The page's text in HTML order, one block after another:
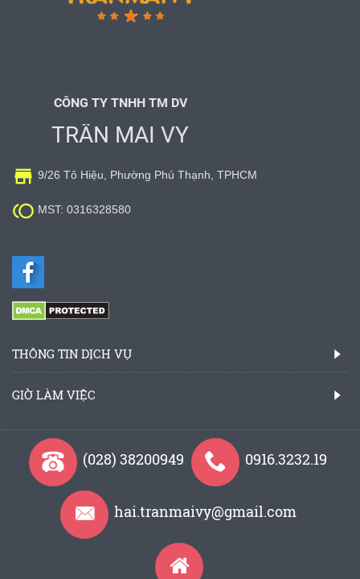
CÔNG TY TNHH TM DV
TRẦN MAI VY
 9/26 Tô Hiệu, Phường Phú Thạnh, TPHCM
 MST: 0316328580
THÔNG TIN DỊCH VỤ
GIỜ LÀM VIỆC
(028) 38200949 0916.3232.19
hai.tranmaivy@gmail.com